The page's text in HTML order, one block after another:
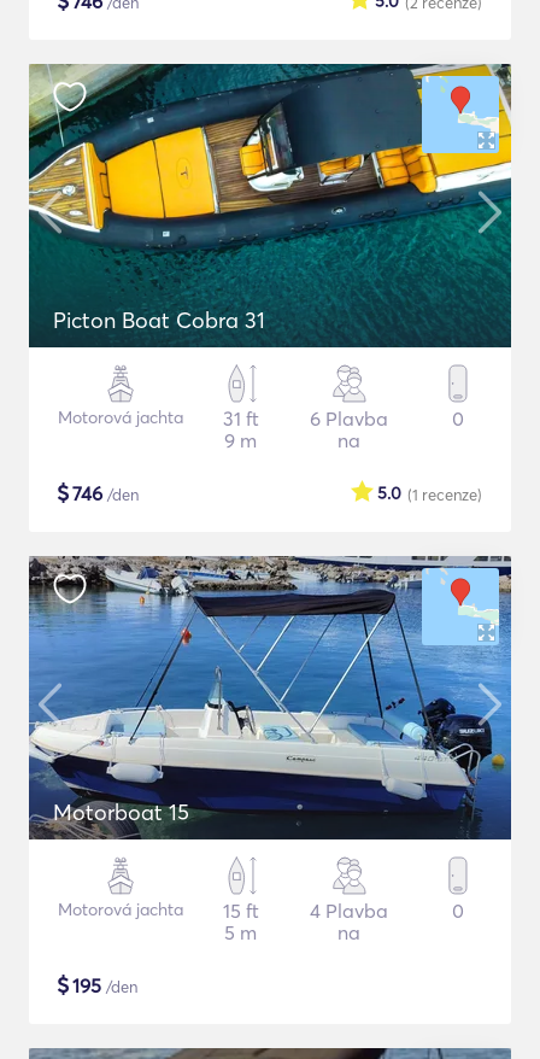
Picton Boat Cobra 31
Motorová jachta
31 ft
9 m
6 Plavba
na
0
$746 /den (1 recenze)
5.0
Motorboat 15
Motorová jachta
15 ft
5 m
4 Plavba
na
0
$195 /den